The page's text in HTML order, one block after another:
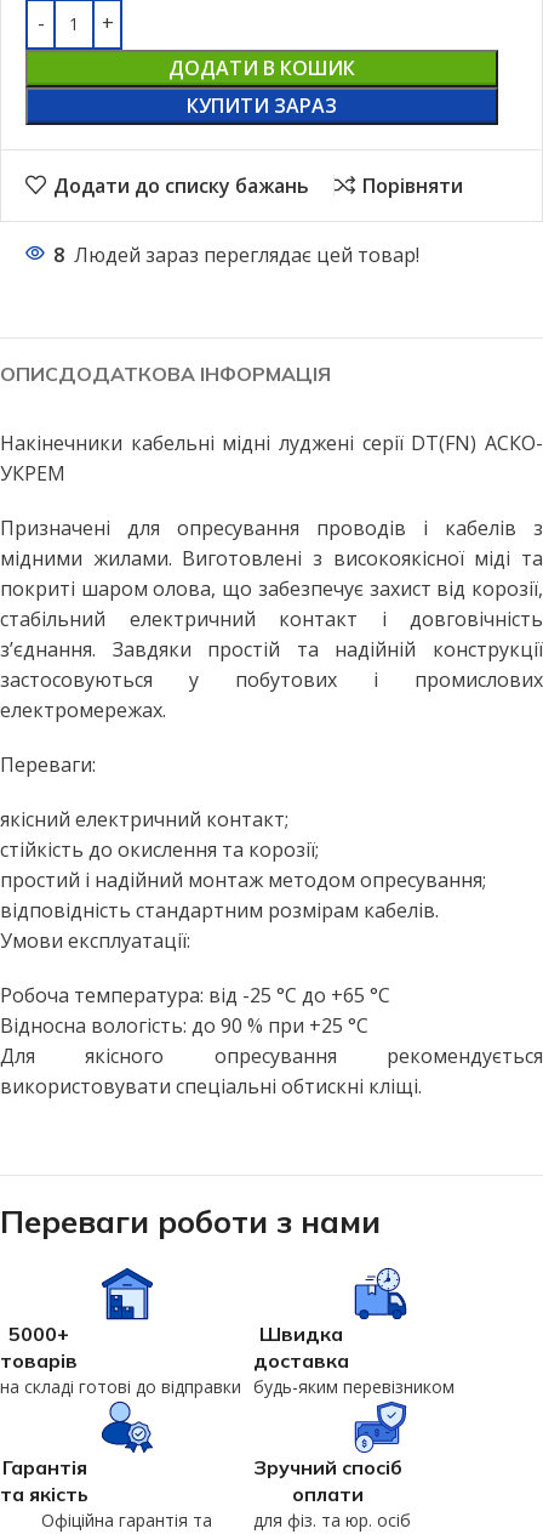
ДОДАТИ В КОШИК
КУПИТИ ЗАРАЗ
Додати до списку бажань Порівняти
8 Людей зараз переглядає цей товар!
ОПИСДОДАТКОВА ІНФОРМАЦІЯ
Накінечники кабельні мідні луджені серії DT(FN) АСКО-
УКРЕМ
Призначені для опресування проводів і кабелів з
мідними жилами. Виготовлені з високоякісної міді та
покриті шаром олова, що забезпечує захист від корозії,
стабільний електричний контакт і довговічність
з’єднання. Завдяки простій та надійній конструкції
застосовуються у побутових і промислових
електромережах.
Переваги:
якісний електричний контакт;
стійкість до окислення та корозії;
простий і надійний монтаж методом опресування;
відповідність стандартним розмірам кабелів.
Умови експлуатації:
Робоча температура: від -25 °C до +65 °C
Відносна вологість: до 90 % при +25 °C
Для якісного опресування рекомендується
використовувати спеціальні обтискні кліщі.
Переваги роботи з нами
5000+
товарів
на складі готові до відправки
Швидка
доставка
будь-яким перевізником
Гарантія
та якість
Офіційна гарантія та
Зручний спосіб
оплати
для фіз. та юр. осіб